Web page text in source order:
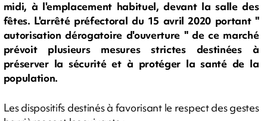
midi, à l'emplacement habituel, devant la salle des
fêtes. L'arrêté préfectoral du 15 avril 2020 portant "
autorisation dérogatoire d'ouverture " de ce marché
prévoit plusieurs mesures strictes destinées à
préserver la sécurité et à protéger la santé de la
population.
Les dispositifs destinés à favorisant le respect des gestes